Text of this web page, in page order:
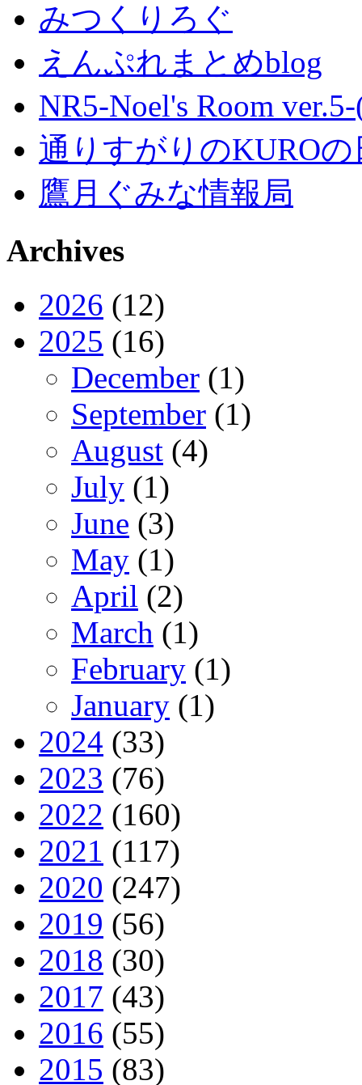
みつくりろぐ
えんぷれまとめblog
NR5-Noel's Room
通りすがりのKURO
鷹月ぐみな情報局
Archives
2026 (12)
2025 (16)
December (1)
September (1)
August (4)
July (1)
June (3)
May (1)
April (2)
March (1)
February (1)
January (1)
2024 (33)
2023 (76)
2022 (160)
2021 (117)
2020 (247)
2019 (56)
2018 (30)
2017 (43)
2016 (55)
2015 (83)